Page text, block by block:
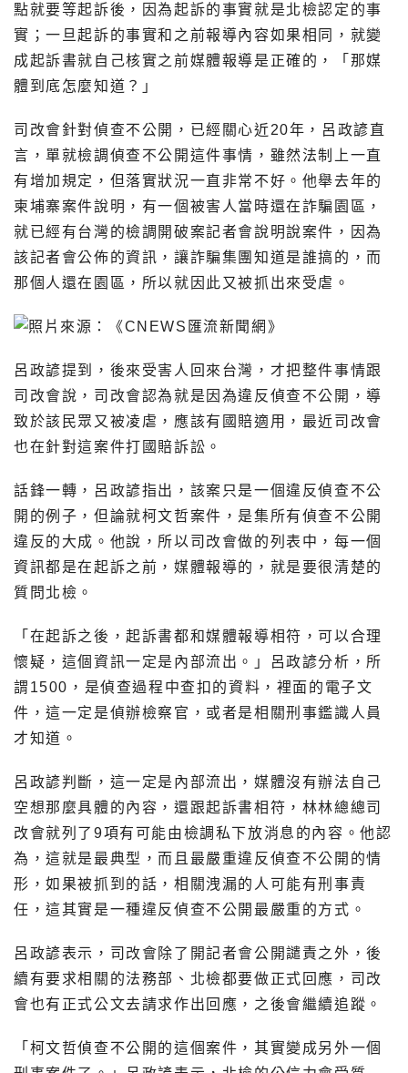
點就要等起訴後，因為起訴的事實就是北檢認定的事
實；一旦起訴的事實和之前報導內容如果相同，就變
成起訴書就自己核實之前媒體報導是正確的，「那媒
體到底怎麼知道？」
司改會針對偵查不公開，已經關心近20年，呂政諺直
言，單就檢調偵查不公開這件事情，雖然法制上一直
有增加規定，但落實狀況一直非常不好。他舉去年的
柬埔寨案件說明，有一個被害人當時還在詐騙園區，
就已經有台灣的檢調開破案記者會說明說案件，因為
該記者會公佈的資訊，讓詐騙集團知道是誰搞的，而
那個人還在園區，所以就因此又被抓出來受虐。
呂政諺提到，後來受害人回來台灣，才把整件事情跟
司改會說，司改會認為就是因為違反偵查不公開，導
致於該民眾又被凌虐，應該有國賠適用，最近司改會
也在針對這案件打國賠訴訟。
話鋒一轉，呂政諺指出，該案只是一個違反偵查不公
開的例子，但論就柯文哲案件，是集所有偵查不公開
違反的大成。他說，所以司改會做的列表中，每一個
資訊都是在起訴之前，媒體報導的，就是要很清楚的
質問北檢。
「在起訴之後，起訴書都和媒體報導相符，可以合理
懷疑，這個資訊一定是內部流出。」呂政諺分析，所
謂1500，是偵查過程中查扣的資料，裡面的電子文
件，這一定是偵辦檢察官，或者是相關刑事鑑識人員
才知道。
呂政諺判斷，這一定是內部流出，媒體沒有辦法自己
空想那麼具體的內容，還跟起訴書相符，林林總總司
改會就列了9項有可能由檢調私下放消息的內容。他認
為，這就是最典型，而且最嚴重違反偵查不公開的情
形，如果被抓到的話，相關洩漏的人可能有刑事責
任，這其實是一種違反偵查不公開最嚴重的方式。
呂政諺表示，司改會除了開記者會公開譴責之外，後
續有要求相關的法務部、北檢都要做正式回應，司改
會也有正式公文去請求作出回應，之後會繼續追蹤。
「柯文哲偵查不公開的這個案件，其實變成另外一個